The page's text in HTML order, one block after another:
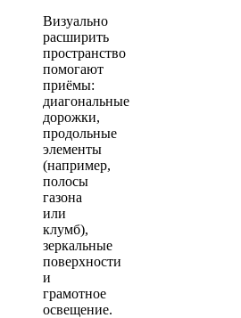
Визуально
расширить
пространство
помогают
приёмы:
диагональные
дорожки,
продольные
элементы
(например,
полосы
газона
или
клумб),
зеркальные
поверхности
и
грамотное
освещение.